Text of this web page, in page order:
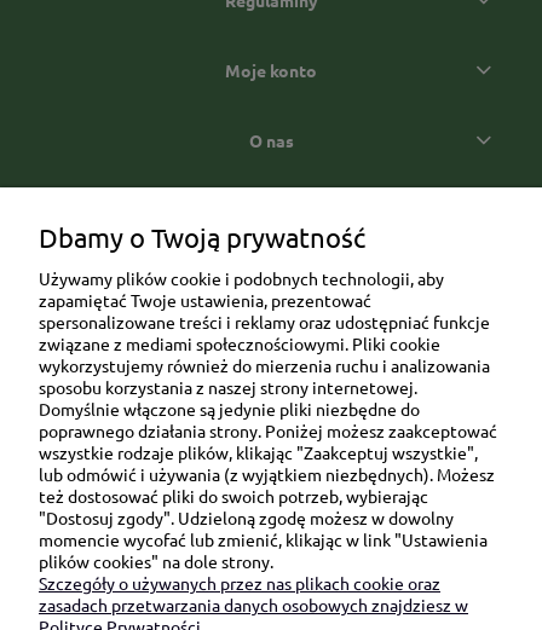
Moje konto
O nas
Ul. Brukowa 6/8 lok. 57/58
91-341 Łódź
NIP: 6751510615
SKONTAKTUJ SIĘ Z NAMI:
sklep@be-happygifts.com
+48 690 172 872
Dbamy o Twoją prywatność
Używamy plików cookie i podobnych technologii, aby
zapamiętać Twoje ustawienia, prezentować
spersonalizowane treści i reklamy oraz udostępniać funkcje
związane z mediami społecznościowymi. Pliki cookie
wykorzystujemy również do mierzenia ruchu i analizowania
sposobu korzystania z naszej strony internetowej.
Domyślnie włączone są jedynie pliki niezbędne do
poprawnego działania strony. Poniżej możesz zaakceptować
wszystkie rodzaje plików, klikając "Zaakceptuj wszystkie",
lub odmówić i używania (z wyjątkiem niezbędnych). Możesz
też dostosować pliki do swoich potrzeb, wybierając
"Dostosuj zgody". Udzieloną zgodę możesz w dowolny
momencie wycofać lub zmienić, klikając w link "Ustawienia
plików cookies" na dole strony.
Szczegóły o używanych przez nas plikach cookie oraz
zasadach przetwarzania danych osobowych znajdziesz w